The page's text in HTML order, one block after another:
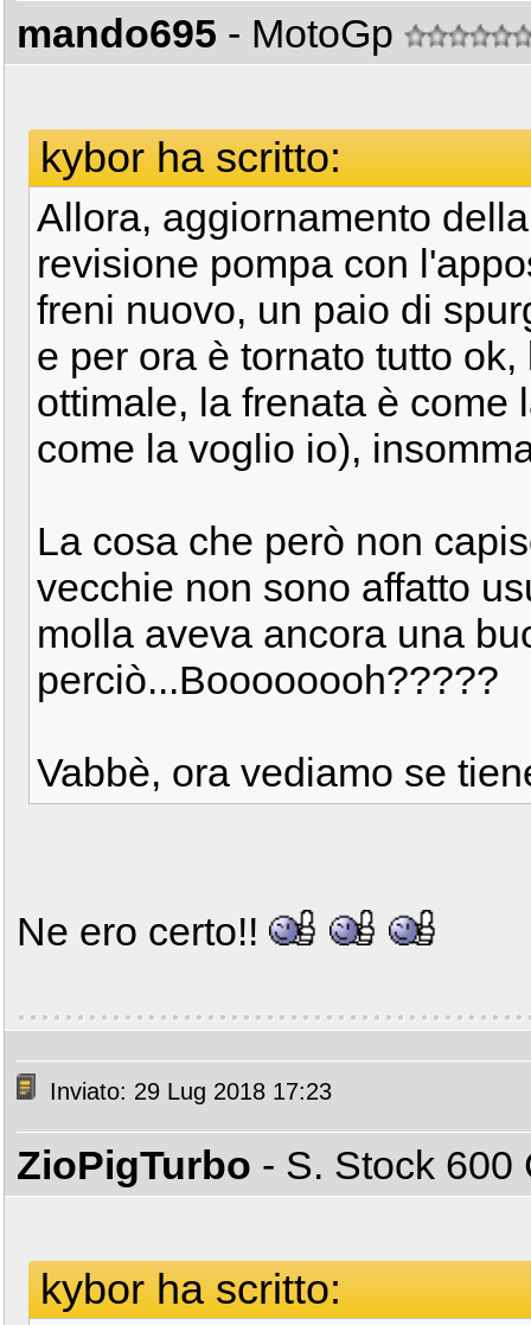
mando695 - MotoGp
kybor ha scritto:
Allora, aggiornamento
revisione pompa con
freni nuovo, un paio di
e per ora è tornato tutto
ottimale, la frenata è come
come la voglio io),
La cosa che però non
vecchie non sono affatto
molla aveva ancora una
perciò...Boooooooh?????
Vabbè, ora vediamo se
Ne ero certo!!
Inviato: 29 Lug 2018 17:23
ZioPigTurbo - S. Stock
kybor ha scritto: